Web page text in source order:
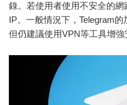
錄。若使用者使用不安全的
IP。一般情況下，Telegram
但仍建議使用VPN等工具增強